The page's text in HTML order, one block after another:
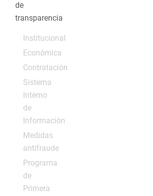
de
transparencia
Institucional
Económica
Contratación
Sistema
Interno
de
Información
Medidas
antifraude
Programa
de
Primera